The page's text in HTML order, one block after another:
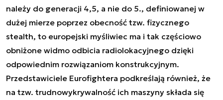
należy do generacji 4,5, a nie do 5., definiowanej w
dużej mierze poprzez obecność tzw. fizycznego
stealth, to europejski myśliwiec ma i tak częściowo
obniżone widmo odbicia radiolokacyjnego dzięki
odpowiednim rozwiązaniom konstrukcyjnym.
Przedstawiciele Eurofightera podkreślają również, że
na tzw. trudnowykrywalność ich maszyny składa się